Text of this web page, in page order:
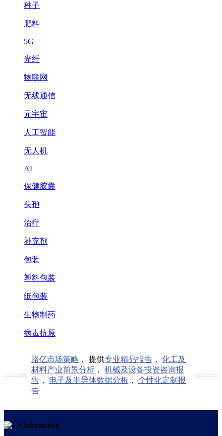
种子
肥料
5G
光纤
物联网
无线通信
元宇宙
人工智能
无人机
AI
保健胶囊
头孢
治疗
补充剂
包装
塑料包装
纸包装
生物制药
病毒抗原
路亿市场策略 ， 提供专业精品报告 ， 化工及
材料产业前景分析 ， 机械及设备投资咨询报
告 ， 电子及半导体数据分析 ， 个性化定制报
告